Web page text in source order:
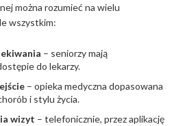
można rozumieć na wielu
wszystkim:
– seniorzy mają
do lekarzy.
– opieka medyczna dopasowana
i stylu życia.
wizyt – telefonicznie, przez aplikację